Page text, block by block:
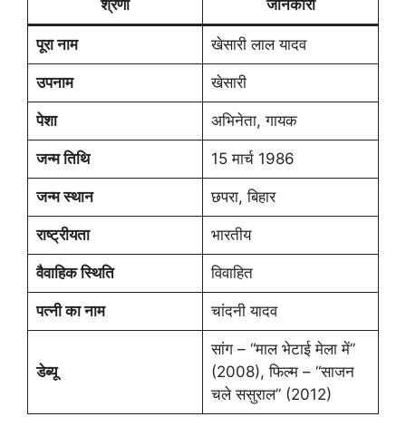
श्रेणी जानकारी
पूरा नाम खेसारी लाल यादव
उपनाम खेसारी
पेशा अभिनेता, गायक
जन्म तिथि 15 मार्च 1986
जन्म स्थान छपरा, बिहार
राष्ट्रीयता भारतीय
वैवाहिक स्थिति विवाहित
पत्नी का नाम चांदनी यादव
डेब्यू
सांग – “माल भेटाई मेला में”
(2008), फिल्म – “साजन
चले ससुराल” (2012)